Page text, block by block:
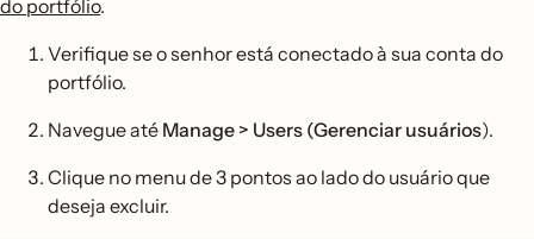
do portfólio.
Verifique se o senhor está conectado à sua conta do
portfólio.
Navegue até Manage > Users (Gerenciar usuários).
Clique no menu de 3 pontos ao lado do usuário que
deseja excluir.